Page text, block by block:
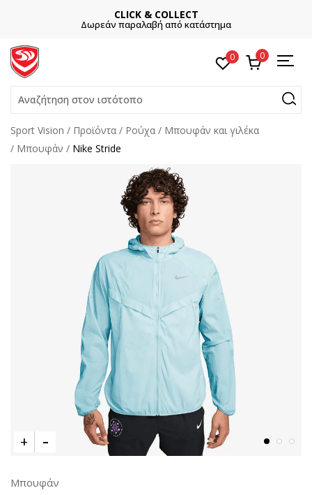
CLICK & COLLECT
Δωρεάν παραλαβή από κατάστημα
0 0
Αναζήτηση στον ιστότοπο
Sport Vision Προϊόντα Ρούχα
Μπουφάν και γιλέκα
Μπουφάν
Nike Stride
Μπουφάν